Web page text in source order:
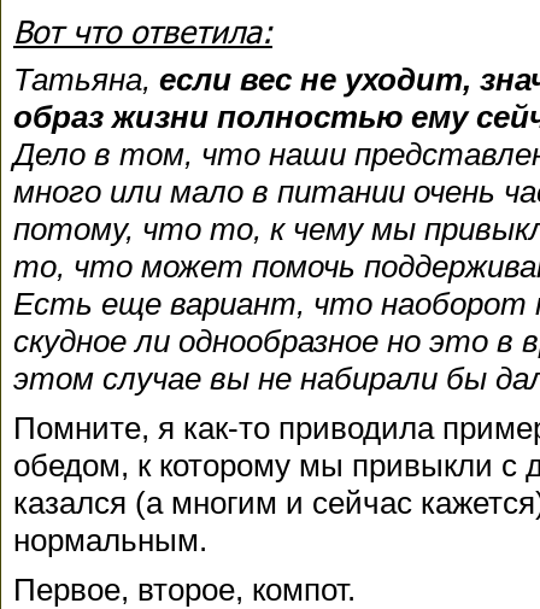
Вот что ответила:
Татьяна, если вес не уходит,
образ жизни полностью ему
Дело в том, что наши
много или мало в питании очень
потому, что то, к чему мы
то, что может помочь
Есть еще вариант, что наоборот
скудное ли однообразное но это
этом случае вы не набирали бы
Помните, я как-то приводила
обедом, к которому мы привыкли с
казался (а многим и сейчас
нормальным.
Первое, второе, компот.